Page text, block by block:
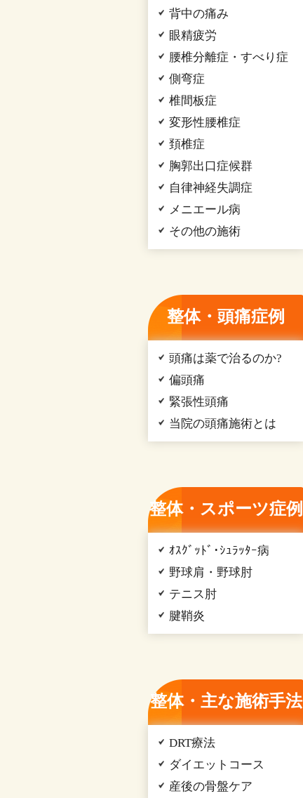
背中の痛み
眼精疲労
腰椎分離症・すべり症
側弯症
椎間板症
変形性腰椎症
頚椎症
胸郭出口症候群
自律神経失調症
メニエール病
その他の施術
整体・頭痛症例
頭痛は薬で治るのか?
偏頭痛
緊張性頭痛
当院の頭痛施術とは
整体・スポーツ症例
ｵｽｸﾞｯﾄﾞ･ｼｭﾗｯﾀｰ病
野球肩・野球肘
テニス肘
腱鞘炎
整体・主な施術手法
DRT療法
ダイエットコース
産後の骨盤ケア